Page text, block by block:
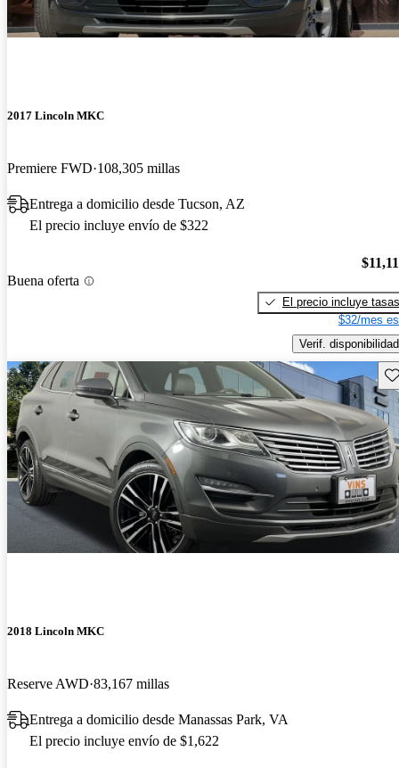
2017 Lincoln MKC
Premiere FWD 108,305 millas
Entrega a domicilio desde Tucson, AZ
El precio incluye envío de $322
Buena oferta
El precio incluye tasas
$32/mes
Verif. disponibilidad
2018 Lincoln MKC
Reserve AWD 83,167 millas
Entrega a domicilio desde Manassas Park, VA
El precio incluye envío de $1,622